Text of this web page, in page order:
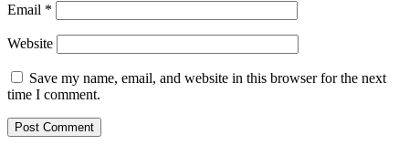
Email *
Website
Save my name, email, and website in this browser for the next
time I comment.